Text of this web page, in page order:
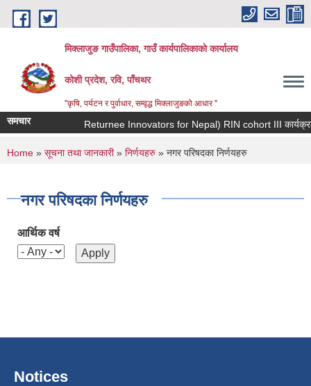
Skip to main content
मिक्लाजुङ गाउँपालिका, गाउँ कार्यपालिकाकाे कार्यालय
कोशी प्रदेश, रवि, पाँचथर
''कृषि, पर्यटन र पुर्वाधार, सम्वृद्ध मिक्लाजुङको आधार ''
समचार
You are here
Home » सूचना तथा जानकारी» निर्णयहरु » नगर परिषदका निर्णयहरु
नगर परिषदका निर्णयहरु
आर्थिक वर्ष
Notices